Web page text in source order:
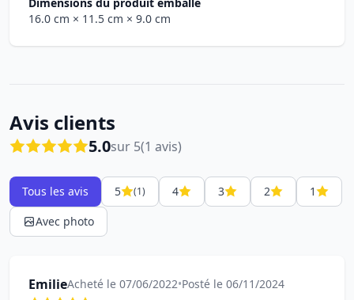
16.0 cm × 11.5 cm × 9.0 cm
Avis clients
5.0sur 5(1 avis)
Tous les avis 5 (1) 4 3 2
1
Avec photo
EmilieAcheté le 07/06/2022•Posté le 06/11/2024